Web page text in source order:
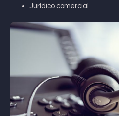
Jurídico comercial